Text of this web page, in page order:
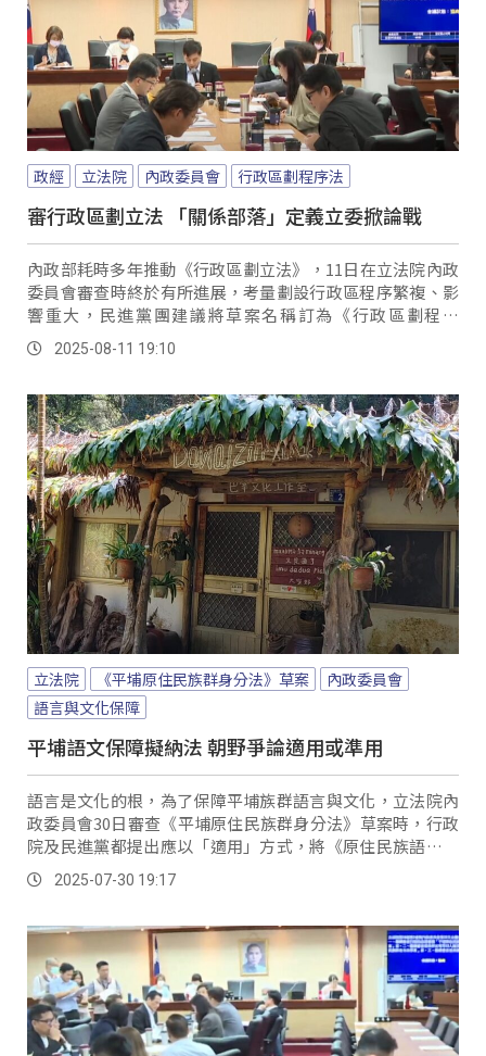
政經 立法院 內政委員會 行政區劃程序法
審行政區劃立法 「關係部落」定義立委掀論戰
內政部耗時多年推動《行政區劃立法》，11日在立法院內政
委員會審查時終於有所進展，考量劃設行政區程序繁複、影
響重大，民進黨團建議將草案名稱訂為《行政區劃程序
法》；而討論直轄市山地原住民區劃設行政區時，朝野立委
則因條文中應邀集哪些單位或族群表達意見而出現分歧。
2025-08-11 19:10
立法院 《平埔原住民族群身分法》草案
內政委員會
語言與文化保障
平埔語文保障擬納法 朝野爭論適用或準用
語言是文化的根，為了保障平埔族群語言與文化，立法院內
政委員會30日審查《平埔原住民族群身分法》草案時，行政
院及民進黨都提出應以「適用」方式，將《原住民族語言發
展法》及《原住民族傳統智慧創作保護條例》納入，作為平
埔族群的權利依據；不過國民黨則主張應採「準用」，引發
2025-07-30 19:17